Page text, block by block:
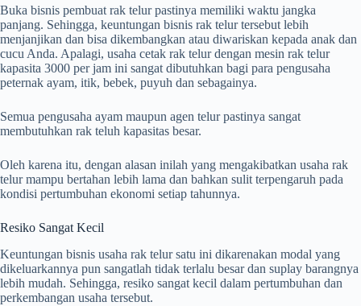
Buka bisnis pembuat rak telur pastinya memiliki waktu jangka
panjang. Sehingga, keuntungan bisnis rak telur tersebut lebih
menjanjikan dan bisa dikembangkan atau diwariskan kepada anak dan
cucu Anda. Apalagi, usaha cetak rak telur dengan mesin rak telur
kapasita 3000 per jam ini sangat dibutuhkan bagi para pengusaha
peternak ayam, itik, bebek, puyuh dan sebagainya.
Semua pengusaha ayam maupun agen telur pastinya sangat
membutuhkan rak teluh kapasitas besar.
Oleh karena itu, dengan alasan inilah yang mengakibatkan usaha rak
telur mampu bertahan lebih lama dan bahkan sulit terpengaruh pada
kondisi pertumbuhan ekonomi setiap tahunnya.
Resiko Sangat Kecil
Keuntungan bisnis usaha rak telur satu ini dikarenakan modal yang
dikeluarkannya pun sangatlah tidak terlalu besar dan suplay barangnya
lebih mudah. Sehingga, resiko sangat kecil dalam pertumbuhan dan
perkembangan usaha tersebut.